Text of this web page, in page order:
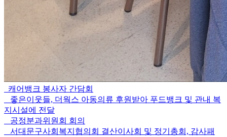
캐어뱅크 봉사자 간담회
좋은이웃들, 더웍스 아동의류 후원받아 푸드뱅크 및 관내 복
지시설에 전달
공정분과위원회 회의
서대문구사회복지협의회 결산이사회 및 정기총회, 감사패